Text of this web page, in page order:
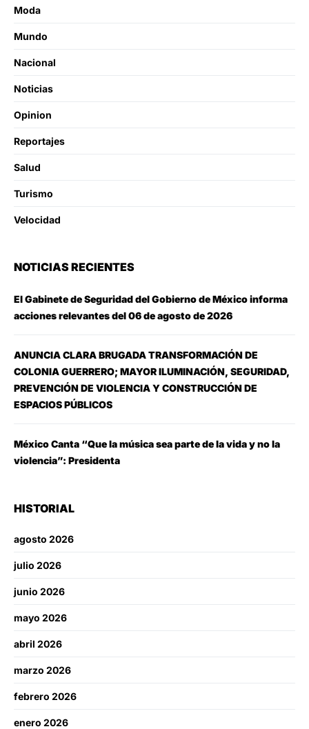
Moda
Mundo
Nacional
Noticias
Opinion
Reportajes
Salud
Turismo
Velocidad
NOTICIAS RECIENTES
El Gabinete de Seguridad del Gobierno de México informa
acciones relevantes del 06 de agosto de 2026
ANUNCIA CLARA BRUGADA TRANSFORMACIÓN DE
COLONIA GUERRERO; MAYOR ILUMINACIÓN, SEGURIDAD,
PREVENCIÓN DE VIOLENCIA Y CONSTRUCCIÓN DE
ESPACIOS PÚBLICOS
México Canta “Que la música sea parte de la vida y no la
violencia”: Presidenta
HISTORIAL
agosto 2026
julio 2026
junio 2026
mayo 2026
abril 2026
marzo 2026
febrero 2026
enero 2026